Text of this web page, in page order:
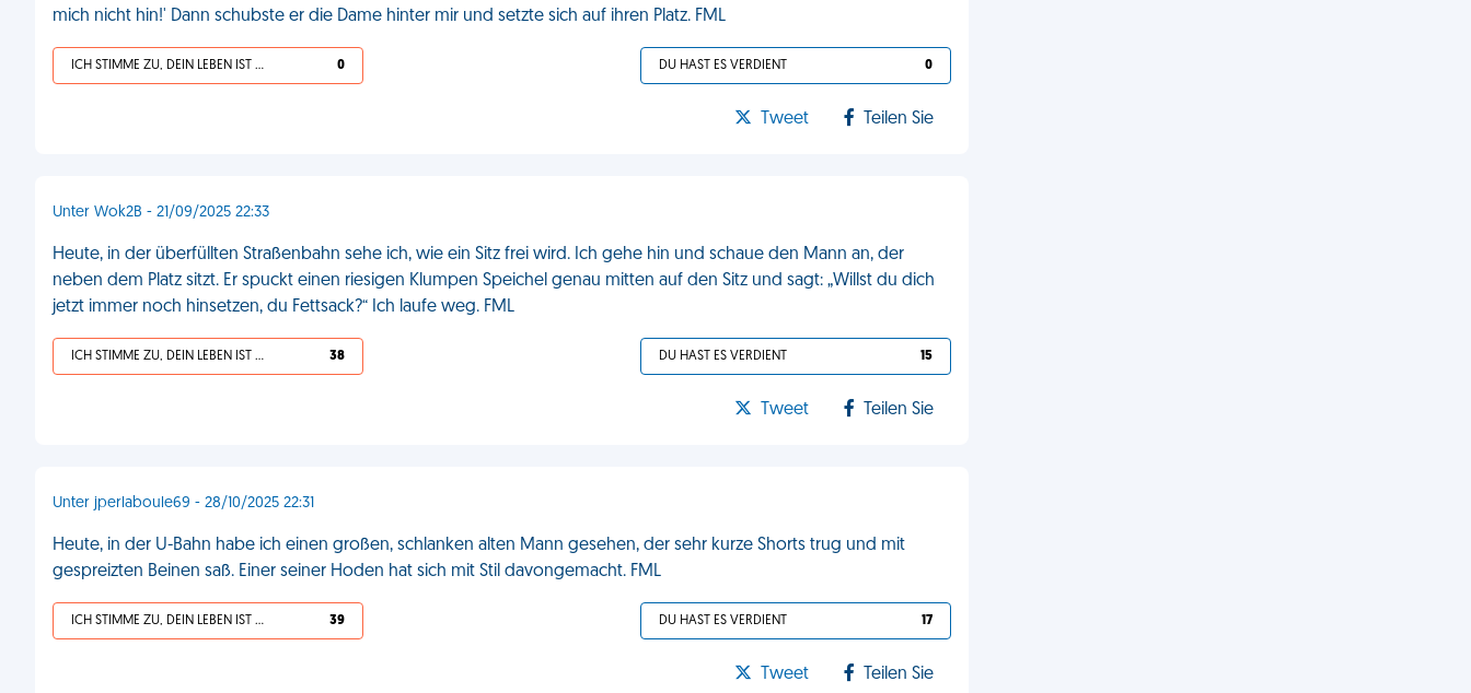
mich nicht hin!' Dann schubste er die Dame hinter mir und setzte sich auf ihren Platz. FML
ICH STIMME ZU, DEIN LEBEN IST SCHEISSE 0 DU HAST ES VERDIENT 0
Tweet Teilen Sie
Unter Wok2B - 21/09/2025 22:33
Heute, in der überfüllten Straßenbahn sehe ich, wie ein Sitz frei wird. Ich gehe hin und schaue den Mann an, der
neben dem Platz sitzt. Er spuckt einen riesigen Klumpen Speichel genau mitten auf den Sitz und sagt: „Willst du dich
jetzt immer noch hinsetzen, du Fettsack?“ Ich laufe weg. FML
ICH STIMME ZU, DEIN LEBEN IST SCHEISSE 38 DU HAST ES VERDIENT 15
Tweet Teilen Sie
Unter jperlaboule69 - 28/10/2025 22:31
Heute, in der U-Bahn habe ich einen großen, schlanken alten Mann gesehen, der sehr kurze Shorts trug und mit
gespreizten Beinen saß. Einer seiner Hoden hat sich mit Stil davongemacht. FML
ICH STIMME ZU, DEIN LEBEN IST SCHEISSE 39 DU HAST ES VERDIENT 17
Tweet Teilen Sie